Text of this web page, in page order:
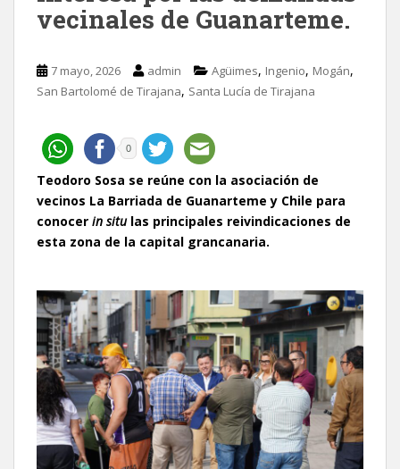
vecinales de Guanarteme.
7 mayo, 2026 admin Agüimes, Ingenio, Mogán,
San Bartolomé de Tirajana, Santa Lucía de Tirajana
0
Teodoro Sosa se reúne con la asociación de
vecinos La Barriada de Guanarteme y Chile para
conocer in situlas principales reivindicaciones de
esta zona de la capital grancanaria.